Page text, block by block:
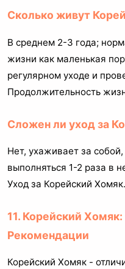
Сколько живут
В среднем 2-3 года;
жизни как маленькая
регулярном уходе и
Продолжительность
Сложен ли уход за
Нет, ухаживает за
выполняться 1-2 раза в
Уход за Корейский Хомяк.
11. Корейский
Рекомендации
Корейский Хомяк -